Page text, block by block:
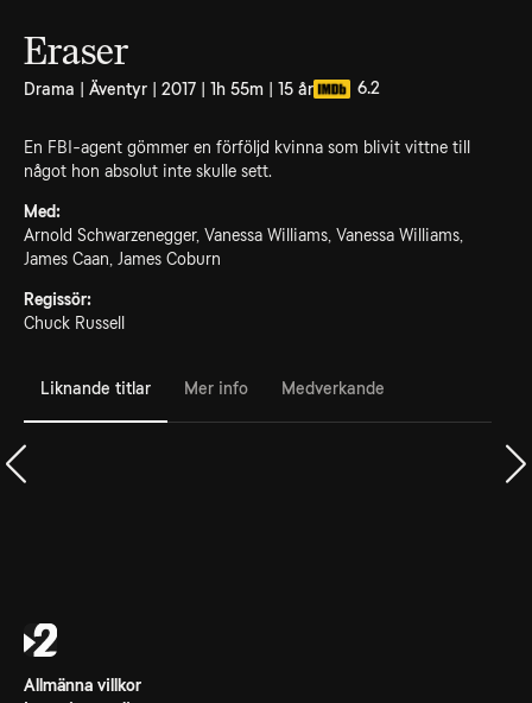
Eraser
Drama | Äventyr | 2017 | 1h 55m | 15 år 6.2
En FBI-agent gömmer en förföljd kvinna som blivit vittne till
något hon absolut inte skulle sett.
Med:
Arnold Schwarzenegger, Vanessa Williams, Vanessa Williams,
James Caan, James Coburn
Regissör:
Chuck Russell
Liknande titlar Mer info Medverkande
Allmänna villkor